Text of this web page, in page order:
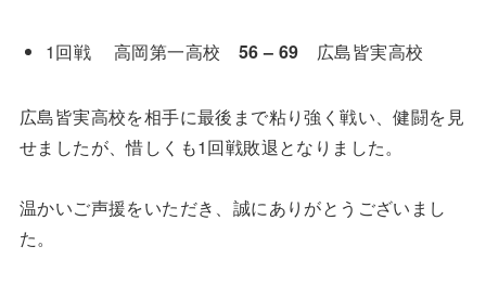
1回戦 高岡第一高校 56 – 69 広島皆実高校
広島皆実高校を相手に最後まで粘り強く戦い、健闘を見
せましたが、惜しくも1回戦敗退となりました。
温かいご声援をいただき、誠にありがとうございまし
た。